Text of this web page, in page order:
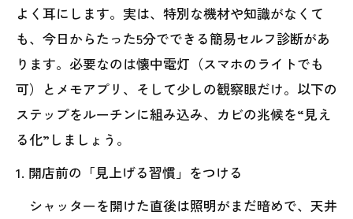
よく耳にします。実は、特別な機材や知識がなくて
も、今日からたった5分でできる簡易セルフ診断があ
ります。必要なのは懐中電灯（スマホのライトでも
可）とメモアプリ、そして少しの観察眼だけ。以下の
ステップをルーチンに組み込み、カビの兆候を“見え
る化”しましょう。
1. 開店前の「見上げる習慣」をつける
シャッターを開けた直後は照明がまだ暗めで、天井